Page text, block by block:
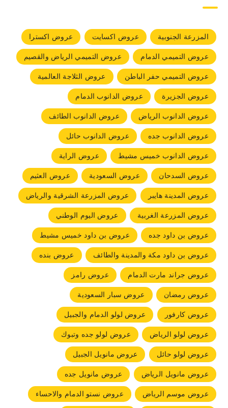
المزرعة الجنوبية عروض اكسايت
عروض اكسترا
عروض التميمي الدمام
عروض التميمي الرياض والقصيم
عروض التميمي حفر الباطن
عروض الثلاجة العالمية
عروض الجزيرة
عروض الدانوب الدمام
عروض الدانوب الرياض
عروض الدانوب الطائف
عروض الدانوب جده
عروض الدانوب حائل
عروض الدانوب خميس مشيط
عروض الراية
عروض السدحان
عروض السعودية
عروض العثيم
عروض المدينة هايبر
عروض المزرعة الشرقية والرياض
عروض المزرعة الغربية
عروض اليوم الوطني
عروض بن داود جده
عروض بن داود خميس مشيط
عروض بن داود مكة والمدينة والطائف
عروض بنده
عروض جراند مارت الدمام
عروض رامز
عروض رمضان
عروض سبار السعودية
عروض كارفور
عروض لولو الدمام والجبيل
عروض لولو الرياض
عروض لولو جده وتبوك
عروض لولو حائل
عروض مانويل الجبيل
عروض مانويل الرياض
عروض مانويل جده
عروض موسم الرياض
عروض نستو الدمام والاحساء